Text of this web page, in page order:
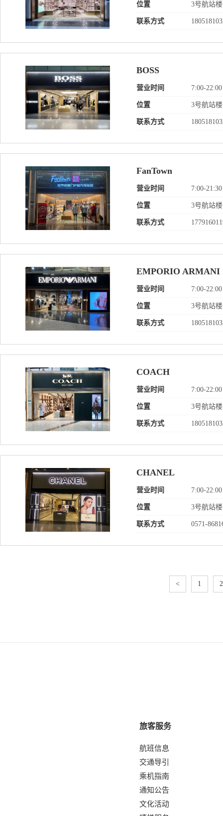
位置 3号航站
联系方式
BOSS
营业时间 7:00-22:00
位置 3号航站
联系方式
FanTown
营业时间 7:00-21:30
位置 3号航站
联系方式
EMPORIO ARMANI
营业时间 7:00-22:00
位置 3号航站
联系方式
COACH
营业时间 7:00-22:00
位置 3号航站
联系方式
CHANEL
营业时间 7:00-22:00
位置 3号航站
联系方式 0571-
< 1 2
旅客服务
航班信息
交通导引
乘机指南
通知公告
文化活动